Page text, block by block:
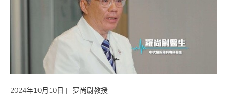
2024年10月10日 | 罗尚尉教授